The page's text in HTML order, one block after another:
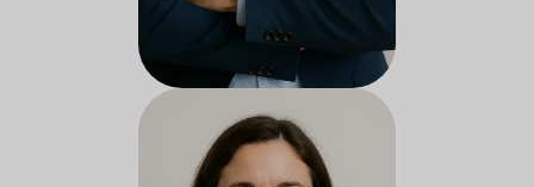
Docente do serviço de
assistência social